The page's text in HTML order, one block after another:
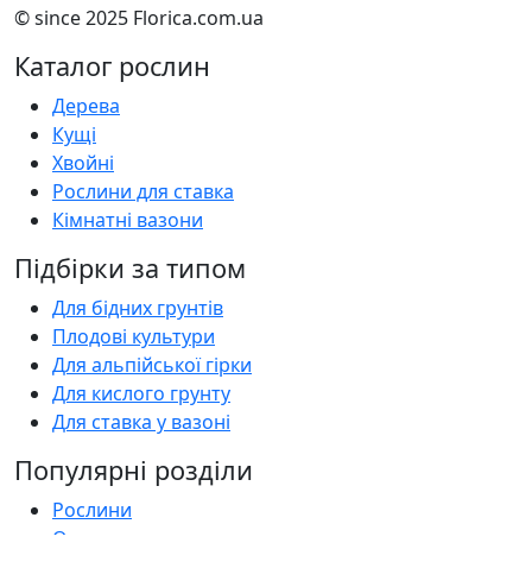
© since 2025 Florica.com.ua
Каталог рослин
Дерева
Кущі
Хвойні
Рослини для ставка
Кімнатні вазони
Підбірки за типом
Для бідних грунтів
Плодові культури
Для альпійської гірки
Для кислого грунту
Для ставка у вазоні
Популярні розділи
Рослини
Оголошення